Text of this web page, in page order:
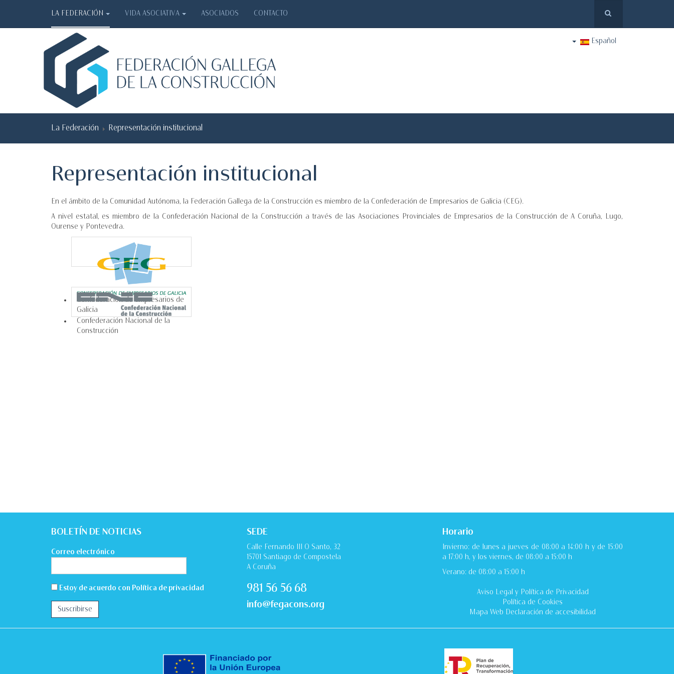
LA FEDERACIÓN VIDA ASOCIATIVA ASOCIADOS CONTACTO
Español
La Federación Representación institucional
Representación institucional
En el ámbito de la Comunidad Autónoma, la Federación Gallega de la Construcción es miembro de la Confederación de Empresarios de Galicia (CEG).
A nivel estatal, es miembro de la Confederación Nacional de la Construcción a través de las Asociaciones Provinciales de Empresarios de la Construcción de A Coruña, Lugo,
Ourense y Pontevedra.
Confederación de Empresarios de
Galicia
Confederación Nacional de la
Construcción
BOLETÍN DE NOTICIAS
Correo electrónico
Estoy de acuerdo con Política de privacidad
SEDE
Calle Fernando III O Santo, 32
15701 Santiago de Compostela
A Coruña
981 56 56 68
info@fegacons.org
Horario
Invierno: de lunes a jueves de 08:00 a 14:00 h y de 15:00
a 17:00 h, y los viernes, de 08:00 a 15:00 h
Verano: de 08:00 a 15:00 h
Aviso Legal y Política de Privacidad
Política de Cookies
Mapa Web Declaración de accesibilidad